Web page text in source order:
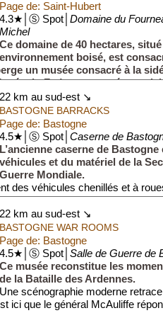
Page de: Saint-Hubert
4.3★│Ⓢ Spot│ Domaine du
Michel
Ce domaine de 40 hectares,
environnement boisé, est
un musée consacré à la
du Fer) et un musée en
22 km au sud-est ↘
BASTOGNE BARRACKS
Page de: Bastogne
4.5★│Ⓢ Spot│ Caserne de
L’ancienne caserne de Bastogne
véhicules et du matériel de la
Guerre Mondiale.
des véhicules chenillés et à
matériel,...
22 km au sud-est ↘
BASTOGNE WAR ROOMS
Page de: Bastogne
4.5★│Ⓢ Spot│ Salle de Guerre de
Ce musée reconstitue les
de la Bataille des Ardennes.
Une scénographie moderne
ici que le général McAuliffe